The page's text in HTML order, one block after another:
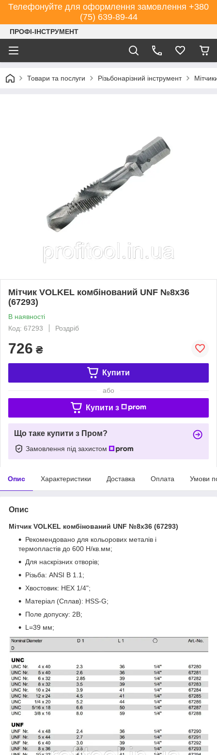
Телефонуйте для оформлення замовлення +380
(75) 639-89-44
ПРОФІ-ІНСТРУМЕНТ
Товари та послуги Різьбонарізний інструмент
Мітчик VOLKEL комбінований UNF №8x36
(67293)
В наявності
Код: 67293
Роздріб
726 ₴
Купити
або
Купити з
Що таке купити з Пром?
Замовлення під захистом
Опис Характеристики Доставка Оплата Умови
Опис
Мітчик VOLKEL комбінований UNF №8x36 (67293)
Рекомендовано для кольорових металів і
термопластів до 600 Н/кв.мм;
Для наскрізних отворів;
Різьба: ANSI B 1.1;
Хвостовик: HEX 1/4";
Матеріал (Сплав): HSS-G;
Поле допуску: 2B;
L=39 мм;